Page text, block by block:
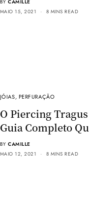
BY CAMILLE
MAIO 15, 2021
8 MINS READ
JÓIAS, PERFURAÇÃO
O Piercing
Guia Completo
BY CAMILLE
MAIO 12, 2021
8 MINS READ